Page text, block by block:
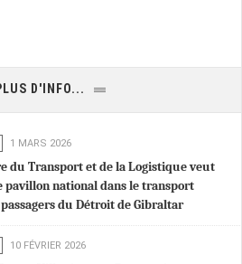
D'INFO...
1 MARS 2026
du Transport et de la Logistique veut
pavillon national dans le transport
du Détroit de Gibraltar
10 FÉVRIER 2026